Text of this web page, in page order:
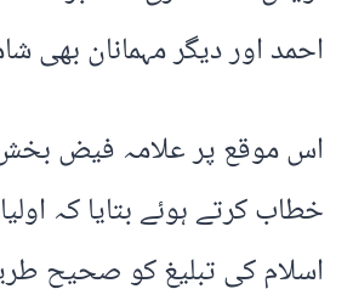
احمد اور دیگر مہمانان بھی
اس موقع پر علامہ فیض
خطاب کرتے ہوئے بتایا کہ
اسلام کی تبلیغ کو صحیح